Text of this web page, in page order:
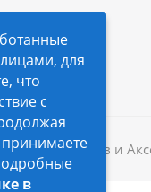
Авточехлов и
для
что
с
в